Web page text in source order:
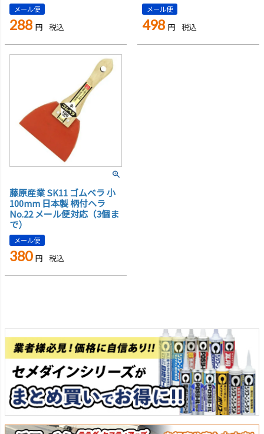
メール便
288 税込
メール便
498 税込
藤原産業 SK11 ゴムベラ 小
100mm 日本製 柄付ヘラ
No.22 メール便対応（3個ま
で）
メール便
380 税込